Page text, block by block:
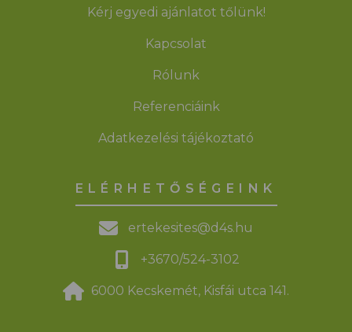
Kérj egyedi ajánlatot tőlünk!
Kapcsolat
Rólunk
Referenciáink
Adatkezelési tájékoztató
ELÉRHETŐSÉGEINK
ertekesites@d4s.hu
+3670/524-3102
6000 Kecskemét, Kisfái utca 141.